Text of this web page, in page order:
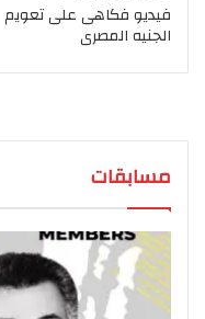
فيديو فكاهى على تعويم
الجنيه المصرى
مسابقات